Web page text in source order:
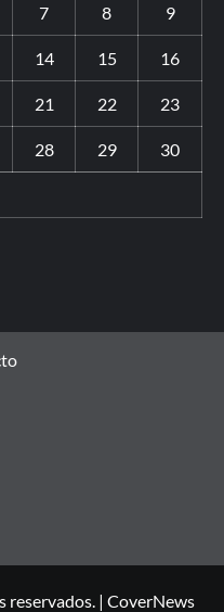
7 8 9
14 15 16
21 22 23
28 29 30
reservados. | CoverNews